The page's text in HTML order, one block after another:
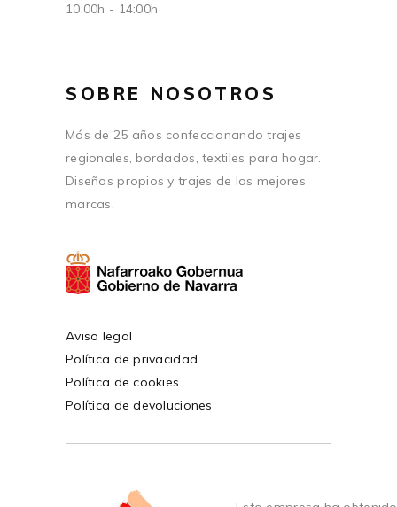
10:00h - 14:00h
SOBRE NOSOTROS
Más de 25 años confeccionando trajes
regionales, bordados, textiles para hogar.
Diseños propios y trajes de las mejores
marcas.
Aviso legal
Política de privacidad
Política de cookies
Política de devoluciones